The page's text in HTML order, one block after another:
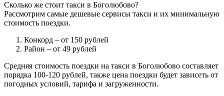
Сколько же стоит такси в Боголюбово?
Рассмотрим самые дешевые сервисы такси и их минимальную
стоимость поездки.
Конкорд – от 150 рублей
Район – от 49 рублей
Средняя стоимость поездки на такси в Боголюбово составляет
порядка 100-120 рублей, также цена поездки будет зависеть от
погодных условий, тарифа и загруженности.